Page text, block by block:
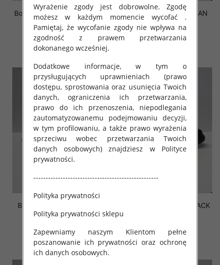
Botki Męskie XC2801 BLACK
41-46 OCIEPLANE
53.50 zł
szczegóły
Botki Męskie XC2801 TAN
41-46 OCIEPLANE
53.50 zł
Botki Męskie K803 CAMEL
41-46 OCIEPLANE
69.50 zł
szczegóły
Botki Męskie 58206 BLACK
71.50 zł
szczegóły
Wyrażenie zgody jest dobrowolne. Zgodę
możesz w każdym momencie wycofać .
Pamiętaj, że wycofanie zgody nie wpływa na
zgodność z prawem przetwarzania
dokonanego wcześniej.
Dodatkowe informacje, w tym o
przysługujących uprawnieniach (prawo
dostępu, sprostowania oraz usunięcia Twoich
danych, ograniczenia ich przetwarzania,
prawo do ich przenoszenia, niepodlegania
zautomatyzowanemu podejmowaniu decyzji,
w tym profilowaniu, a także prawo wyrażenia
sprzeciwu wobec przetwarzania Twoich
danych osobowych) znajdziesz w Polityce
prywatności.
---------------------------------------------------
Polityka prywatności
Polityka prywatności sklepu
Zapewniamy naszym Klientom pełne
poszanowanie ich prywatności oraz ochronę
ich danych osobowych.